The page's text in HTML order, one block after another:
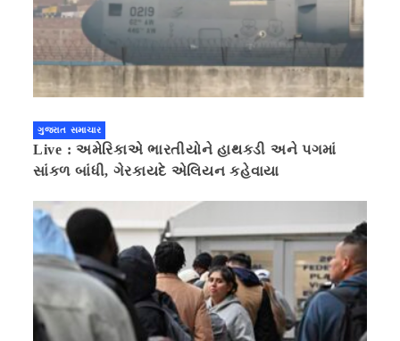
ગુજરાત સમાચાર
Live : અમેરિકાએ ભારતીયોને હાથકડી અને પગમાં
સાંકળ બાંધી, ગેરકાયદે એલિયન કહેવાયા